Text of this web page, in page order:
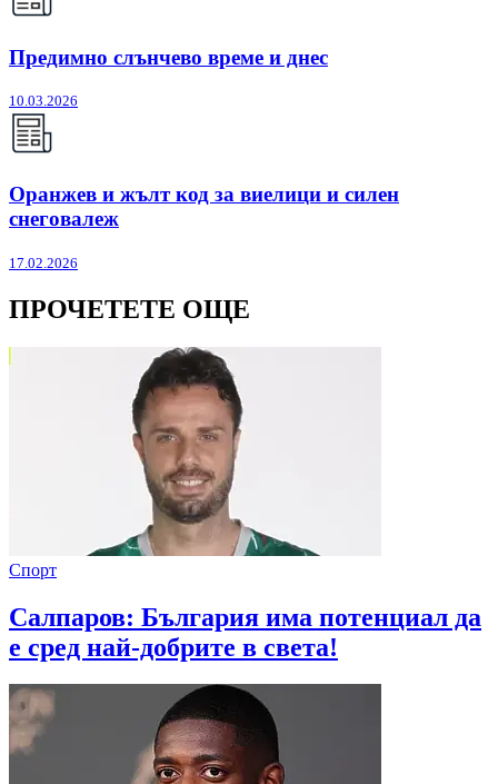
Предимно слънчево време и днес
10.03.2026
Оранжев и жълт код за виелици и силен
снеговалеж
17.02.2026
ПРОЧЕТЕТЕ ОЩЕ
Спорт
Салпаров: България има потенциал да
е сред най-добрите в света!